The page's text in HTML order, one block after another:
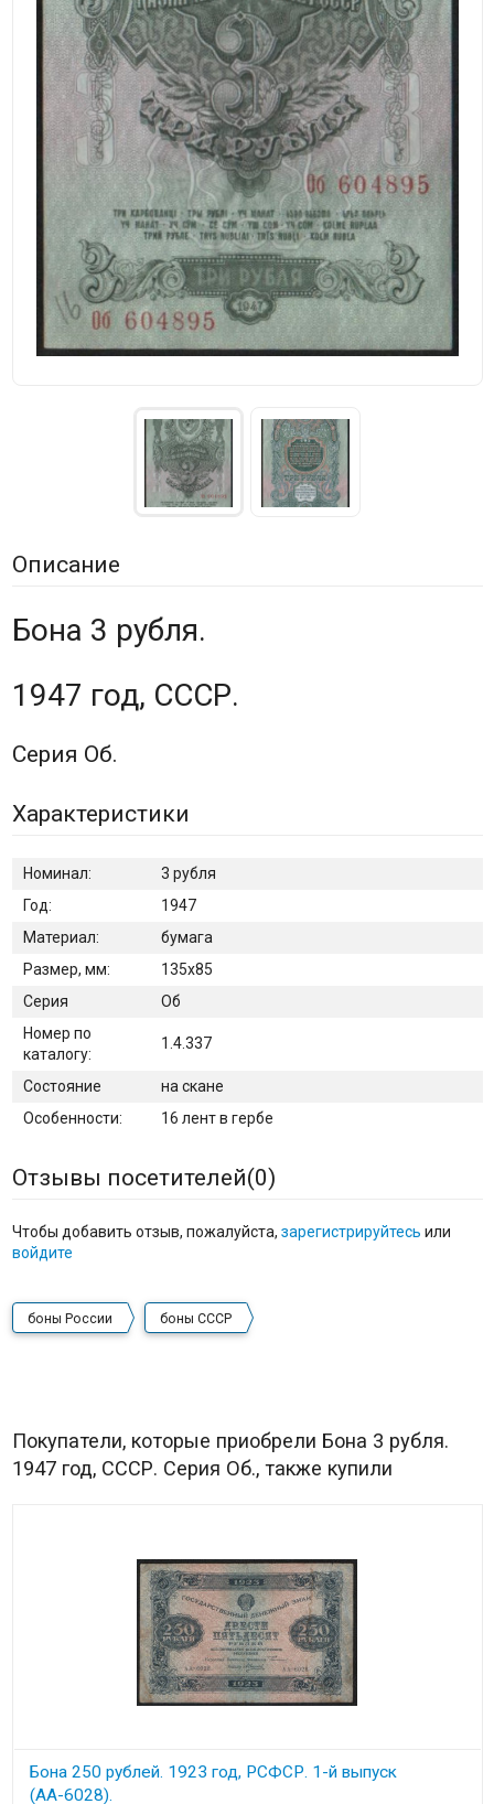
Описание
Бона 3 рубля.
1947 год, СССР.
Серия Об.
Характеристики
Номинал:
3 рубля
Год:
1947
Материал:
бумага
Размер, мм:
135х85
Серия
Об
Номер по
каталогу:
1.4.337
Состояние
на скане
Особенности:
16 лент в гербе
Отзывы посетителей(0)
Чтобы добавить отзыв, пожалуйста, зарегистрируйтесь или
войдите
боны России боны СССР
Покупатели, которые приобрели Бона 3 рубля.
1947 год, СССР. Серия Об., также купили
Бона 250 рублей. 1923 год, РСФСР. 1-й выпуск
(АА-6028).